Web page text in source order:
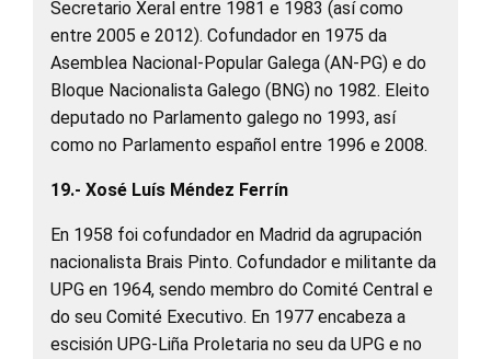
Secretario Xeral entre 1981 e 1983 (así como
entre 2005 e 2012). Cofundador en 1975 da
Asemblea Nacional-Popular Galega (AN-PG) e do
Bloque Nacionalista Galego (BNG) no 1982. Eleito
deputado no Parlamento galego no 1993, así
como no Parlamento español entre 1996 e 2008.
19.- Xosé Luís Méndez Ferrín
En 1958 foi cofundador en Madrid da agrupación
nacionalista Brais Pinto. Cofundador e militante da
UPG en 1964, sendo membro do Comité Central e
do seu Comité Executivo. En 1977 encabeza a
escisión UPG-Liña Proletaria no seu da UPG e no